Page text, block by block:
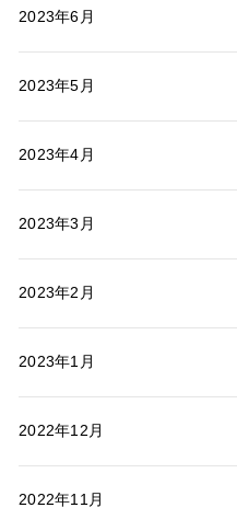
2023年6月
2023年5月
2023年4月
2023年3月
2023年2月
2023年1月
2022年12月
2022年11月